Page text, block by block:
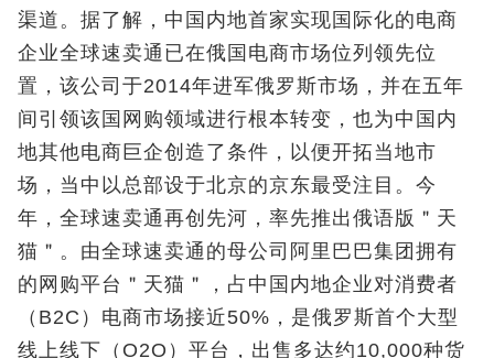
渠道。据了解，中国内地首家实现国际化的电商
企业全球速卖通已在俄国电商市场位列领先位
置，该公司于2014年进军俄罗斯市场，并在五年
间引领该国网购领域进行根本转变，也为中国内
地其他电商巨企创造了条件，以便开拓当地市
场，当中以总部设于北京的京东最受注目。今
年，全球速卖通再创先河，率先推出俄语版＂天
猫＂。由全球速卖通的母公司阿里巴巴集团拥有
的网购平台＂天猫＂，占中国内地企业对消费者
（B2C）电商市场接近50%，是俄罗斯首个大型
线上线下（O2O）平台，出售多达约10,000种货